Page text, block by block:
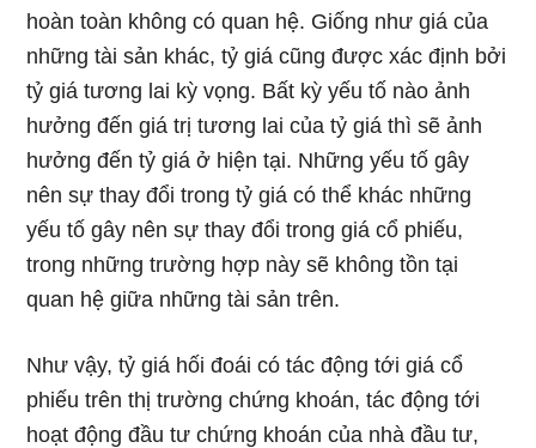
hoàn toàn không có quan hệ. Giống như giá của
những tài sản khác, tỷ giá cũng được xác định bởi
tỷ giá tương lai kỳ vọng. Bất kỳ yếu tố nào ảnh
hưởng đến giá trị tương lai của tỷ giá thì sẽ ảnh
hưởng đến tỷ giá ở hiện tại. Những yếu tố gây
nên sự thay đổi trong tỷ giá có thể khác những
yếu tố gây nên sự thay đổi trong giá cổ phiếu,
trong những trường hợp này sẽ không tồn tại
quan hệ giữa những tài sản trên.
Như vậy, tỷ giá hối đoái có tác động tới giá cổ
phiếu trên thị trường chứng khoán, tác động tới
hoạt động đầu tư chứng khoán của nhà đầu tư,